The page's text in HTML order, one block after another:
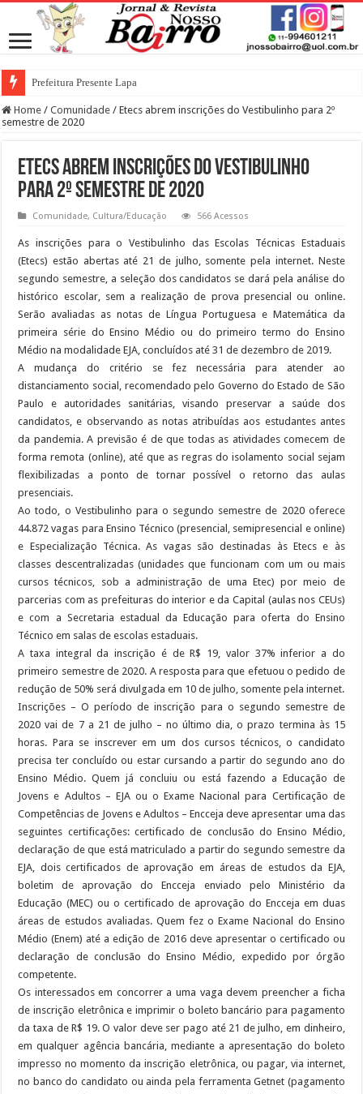
Prefeitura Presente Lapa
Home / Comunidade / Etecs abrem inscrições do Vestibulinho para 2º
semestre de 2020
Etecs abrem inscrições do Vestibulinho
para 2º semestre de 2020
Comunidade, Cultura/Educação 566 Acessos
As inscrições para o Vestibulinho das Escolas Técnicas Estaduais
(Etecs) estão abertas até 21 de julho, somente pela internet. Neste
segundo semestre, a seleção dos candidatos se dará pela análise do
histórico escolar, sem a realização de prova presencial ou online.
Serão avaliadas as notas de Língua Portuguesa e Matemática da
primeira série do Ensino Médio ou do primeiro termo do Ensino
Médio na modalidade EJA, concluídos até 31 de dezembro de 2019.
A mudança do critério se fez necessária para atender ao
distanciamento social, recomendado pelo Governo do Estado de São
Paulo e autoridades sanitárias, visando preservar a saúde dos
candidatos, e observando as notas atribuídas aos estudantes antes
da pandemia. A previsão é de que todas as atividades comecem de
forma remota (online), até que as regras do isolamento social sejam
flexibilizadas a ponto de tornar possível o retorno das aulas
presenciais.
Ao todo, o Vestibulinho para o segundo semestre de 2020 oferece
44.872 vagas para Ensino Técnico (presencial, semipresencial e online)
e Especialização Técnica. As vagas são destinadas às Etecs e às
classes descentralizadas (unidades que funcionam com um ou mais
cursos técnicos, sob a administração de uma Etec) por meio de
parcerias com as prefeituras do interior e da Capital (aulas nos CEUs)
e com a Secretaria estadual da Educação para oferta do Ensino
Técnico em salas de escolas estaduais.
A taxa integral da inscrição é de R$ 19, valor 37% inferior a do
primeiro semestre de 2020. A resposta para que efetuou o pedido de
redução de 50% será divulgada em 10 de julho, somente pela internet.
Inscrições – O período de inscrição para o segundo semestre de
2020 vai de 7 a 21 de julho – no último dia, o prazo termina às 15
horas. Para se inscrever em um dos cursos técnicos, o candidato
precisa ter concluído ou estar cursando a partir do segundo ano do
Ensino Médio. Quem já concluiu ou está fazendo a Educação de
Jovens e Adultos – EJA ou o Exame Nacional para Certificação de
Competências de Jovens e Adultos – Encceja deve apresentar uma das
seguintes certificações: certificado de conclusão do Ensino Médio,
declaração de que está matriculado a partir do segundo semestre da
EJA, dois certificados de aprovação em áreas de estudos da EJA,
boletim de aprovação do Encceja enviado pelo Ministério da
Educação (MEC) ou o certificado de aprovação do Encceja em duas
áreas de estudos avaliadas. Quem fez o Exame Nacional do Ensino
Médio (Enem) até a edição de 2016 deve apresentar o certificado ou
declaração de conclusão do Ensino Médio, expedido por órgão
competente.
Os interessados em concorrer a uma vaga devem preencher a ficha
de inscrição eletrônica e imprimir o boleto bancário para pagamento
da taxa de R$ 19. O valor deve ser pago até 21 de julho, em dinheiro,
em qualquer agência bancária, mediante a apresentação do boleto
impresso no momento da inscrição eletrônica, ou pagar, via internet,
no banco do candidato ou ainda pela ferramenta Getnet (pagamento